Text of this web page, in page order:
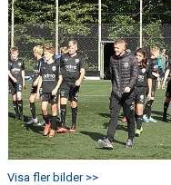
GYMKORT NORDIC WELLNESS
FYSTRÄNING
POLICY SOCIALA MEDIER
FRITIDSKORTET 2026
Visa fler bilder >>